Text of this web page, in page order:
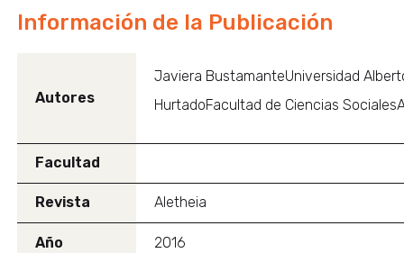
Información de la Publicación
Autores
Javiera BustamanteUniversidad
HurtadoFacultad de Ciencias
Facultad
Revista Aletheia
Año 2016